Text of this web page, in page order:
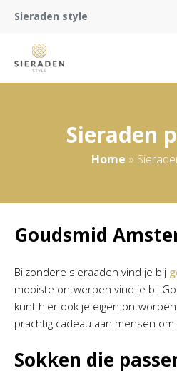
Sieraden style
Sieraden
Home »
Goudsmid
Bijzondere sieraaden vind je bij
mooiste ontwerpen vind je bij
kunt hier ook je eigen
prachtig cadeau aan mensen
Sokken die